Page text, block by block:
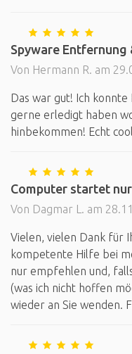
Spyware Entfernung
Von Hermann R. am
Das war gut! Ich konnte
gerne erledigt haben
hinbekommen! Echt
Computer startet
Von Dagmar L. am
Vielen, vielen Dank für
kompetente Hilfe bei
nur empfehlen und,
(was ich nicht hoffen
wieder an Sie wenden.